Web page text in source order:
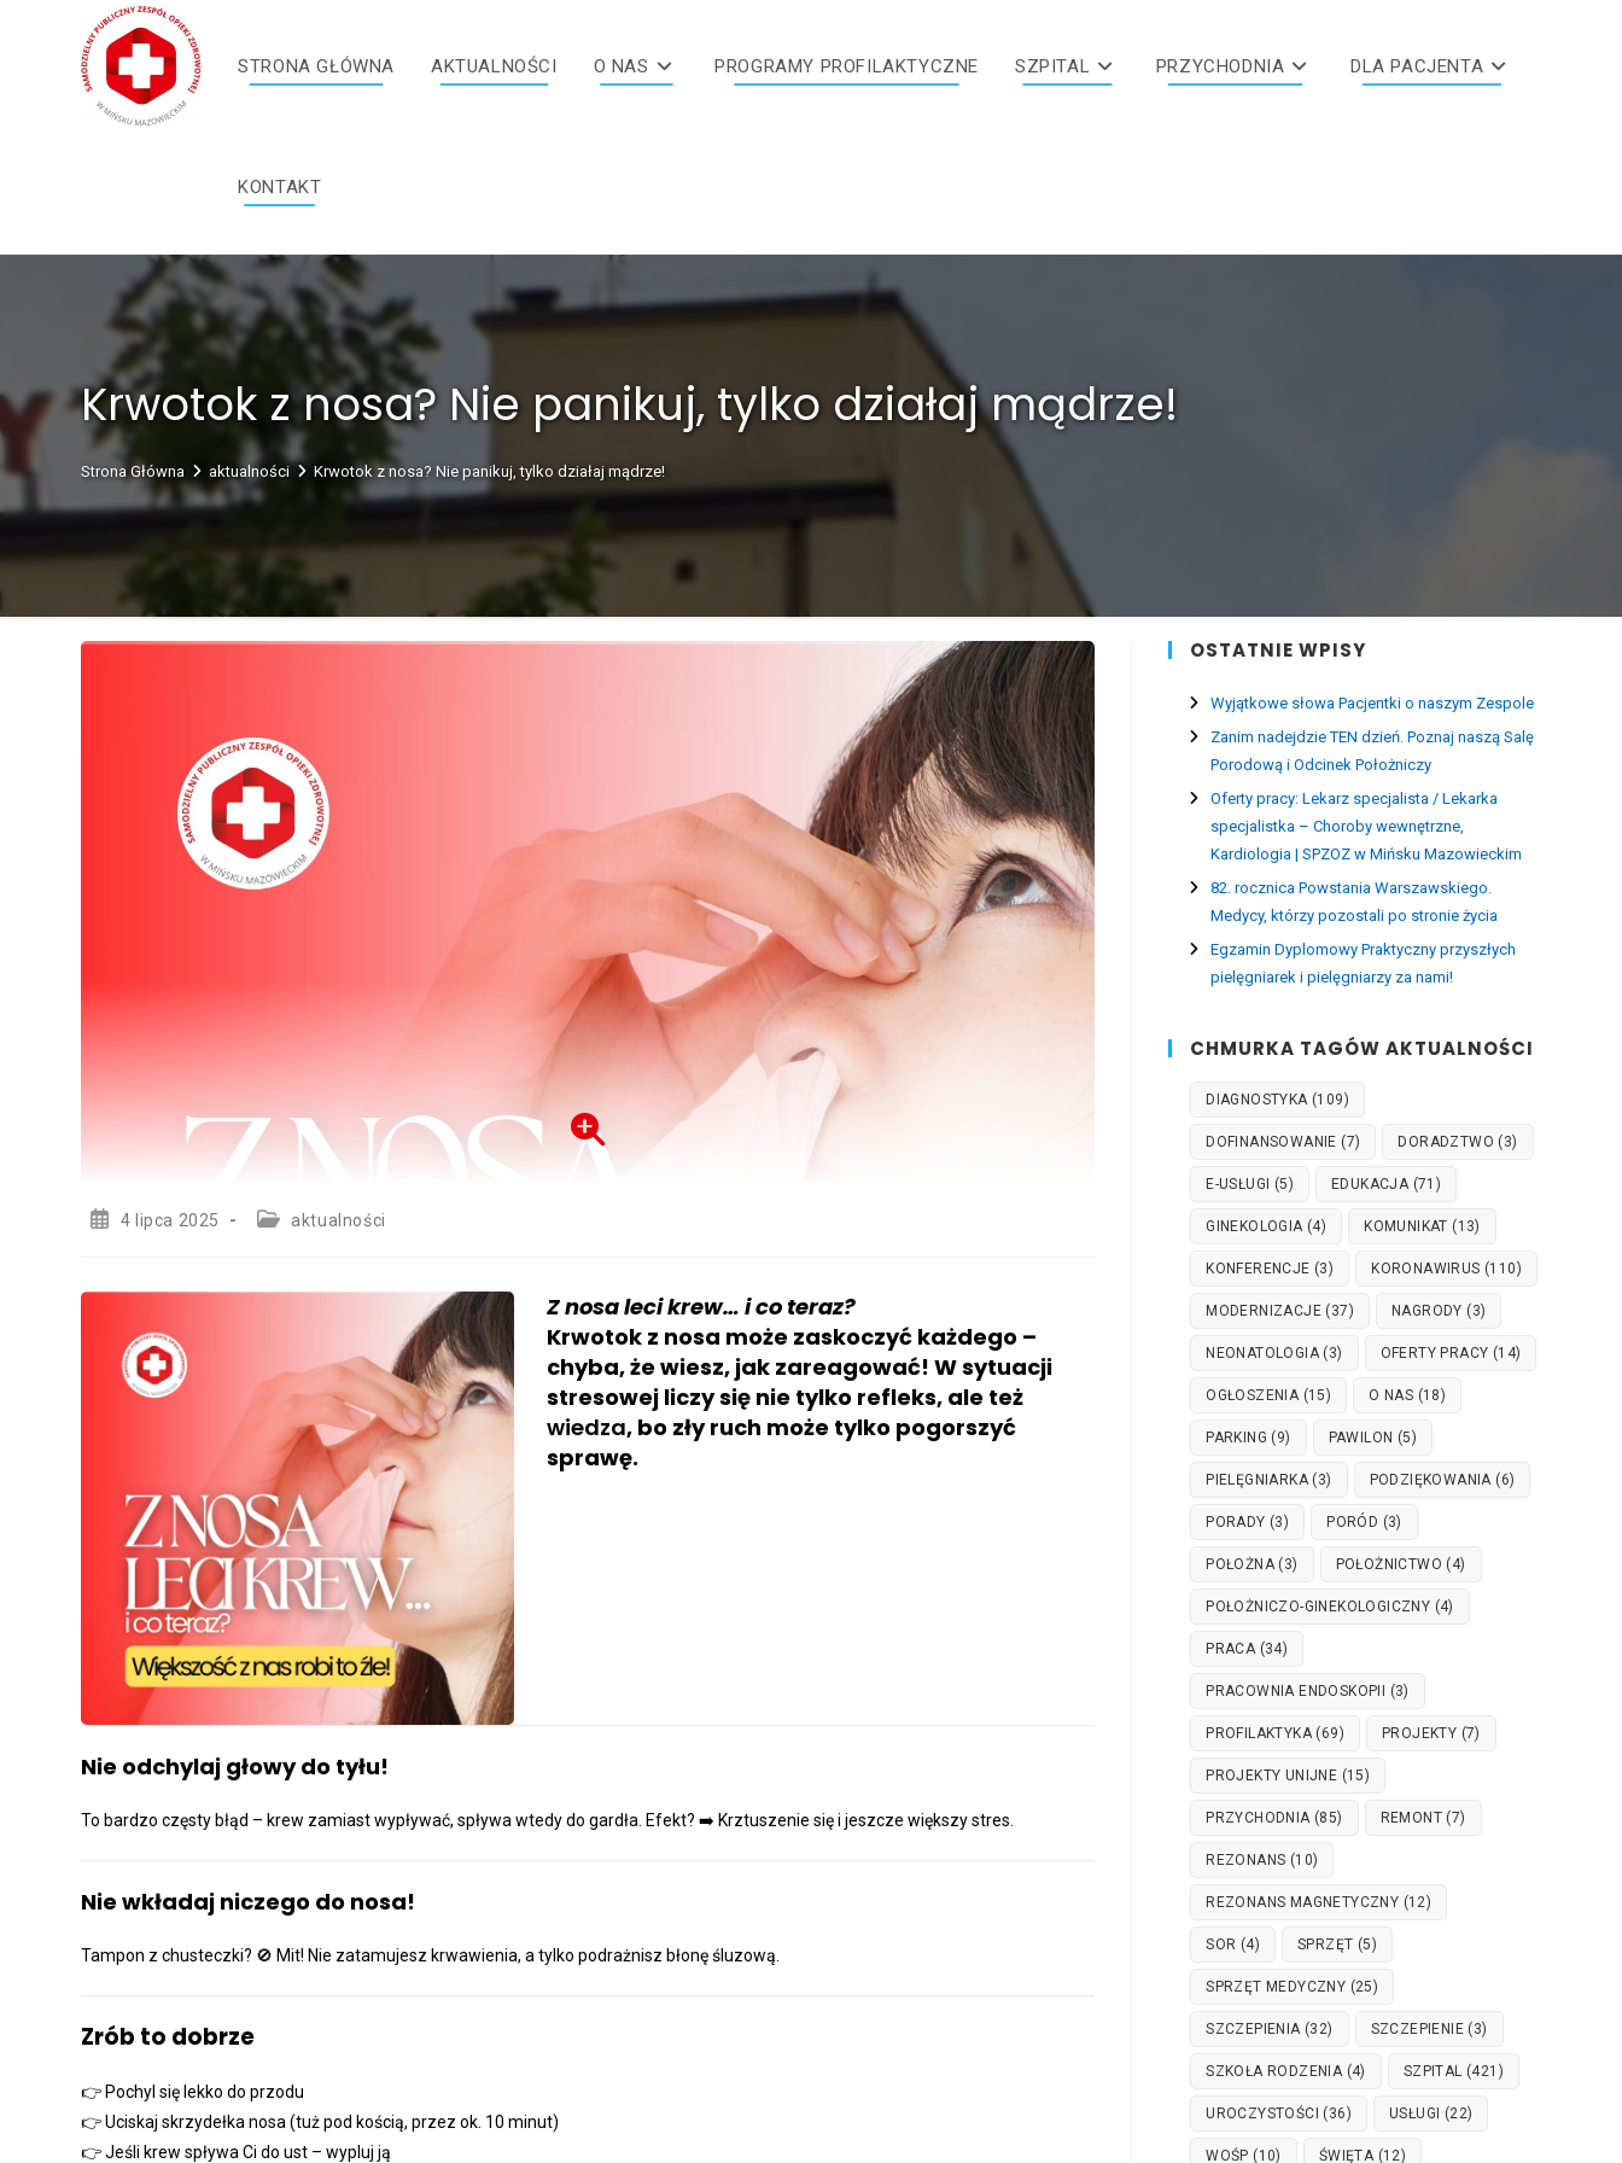
STRONA GŁÓWNA AKTUALNOŚCI O NAS PROGRAMY PROFILAKTYCZNE SZPITAL PRZYCHODNIA DLA PACJENTA
KONTAKT
Krwotok z nosa? Nie panikuj, tylko działaj mądrze!
Strona Główna aktualności Krwotok z nosa? Nie panikuj, tylko działaj mądrze!
Post4 lipca 2025
Postaktualności
Z nosa leci krew… i co teraz?
Krwotok z nosa może zaskoczyć każdego –
chyba, że wiesz, jak zareagować!W sytuacji
stresowej liczy się nie tylko refleks, ale też
wiedza, bo zły ruch może tylko pogorszyć
sprawę.
Nie odchylaj głowy do tyłu!
To bardzo częsty błąd – krew zamiast wypływać, spływa wtedy do gardła. Efekt?➡️ Krztuszenie się i jeszcze większy stres.
Nie wkładaj niczego do nosa!
Tampon z chusteczki? 🚫 Mit! Nie zatamujesz krwawienia, a tylko podrażnisz błonę śluzową.
Zrób to dobrze
👉 Pochyl się lekko do przodu
👉 Uciskaj skrzydełka nosa (tuż pod kością, przez ok. 10 minut)
👉 Jeśli krew spływa Ci do ust – wypluj ją
OSTATNIE WPISY
Wyjątkowe słowa Pacjentki o naszym Zespole
Zanim nadejdzie TEN dzień. Poznaj naszą Salę
Porodową i Odcinek Położniczy
Oferty pracy: Lekarz specjalista / Lekarka
specjalistka – Choroby wewnętrzne,
Kardiologia | SPZOZ w Mińsku Mazowieckim
82. rocznica Powstania Warszawskiego.
Medycy, którzy pozostali po stronie życia
Egzamin Dyplomowy Praktyczny przyszłych
pielęgniarek i pielęgniarzy za nami!
CHMURKA TAGÓW AKTUALNOŚCI
DIAGNOSTYKA(109)
DOFINANSOWANIE (7) DORADZTWO (3)
E-USŁUGI (5) EDUKACJA(71)
GINEKOLOGIA(4) KOMUNIKAT (13)
KONFERENCJE (3) KORONAWIRUS (110)
MODERNIZACJE(37) NAGRODY (3)
NEONATOLOGIA(3) OFERTY PRACY (14)
OGŁOSZENIA(15) O NAS (18)
PARKING (9) PAWILON (5)
PIELĘGNIARKA(3) PODZIĘKOWANIA(6)
PORADY (3) PORÓD (3)
POŁOŻNA(3) POŁOŻNICTWO (4)
POŁOŻNICZO-GINEKOLOGICZNY (4)
PRACA(34)
PRACOWNIA ENDOSKOPII (3)
PROFILAKTYKA(69) PROJEKTY (7)
PROJEKTY UNIJNE (15)
PRZYCHODNIA(85) REMONT(7)
REZONANS (10)
REZONANS MAGNETYCZNY (12)
SOR (4) SPRZĘT (5)
SPRZĘT MEDYCZNY (25)
SZCZEPIENIA(32) SZCZEPIENIE(3)
SZKOŁA RODZENIA(4) SZPITAL (421)
UROCZYSTOŚCI (36) USŁUGI (22)
WOŚP (10) ŚWIĘTA(12)